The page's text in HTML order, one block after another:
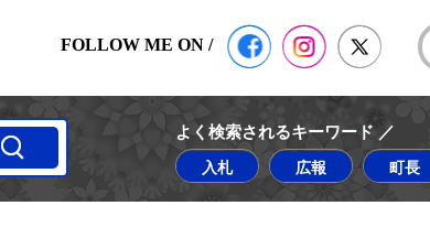
FOLLOW ME ON / 公式Facebook塙町 Instagram
塙町 X
よく検索されるキーワード ／
入札
広報 町長